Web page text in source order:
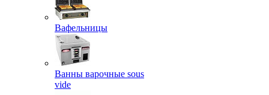
Вафельницы
Ванны варочные sous
vide